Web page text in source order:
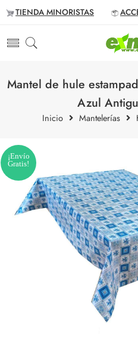
TIENDA MINORISTAS
Mantel de hule
Azul
Inicio Mantelerías
¡Envío
Gratis!